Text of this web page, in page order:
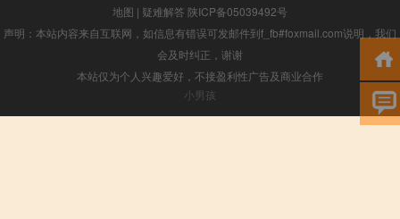
地图 | 疑难解答 陕ICP备05039492号
声明：本站内容来自互联网，如信息有错误可发邮件到f_fb#foxmail.com说明，我们
会及时纠正，谢谢
本站仅为个人兴趣爱好，不接盈利性广告及商业合作
小男孩